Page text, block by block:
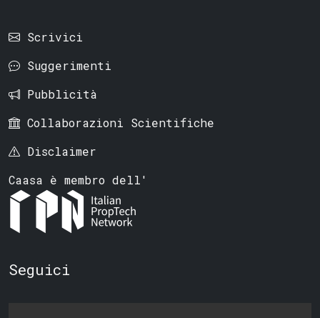
Scrivici
Suggerimenti
Pubblicità
Collaborazioni Scientifiche
Disclaimer
Caasa è membro dell'
Seguici